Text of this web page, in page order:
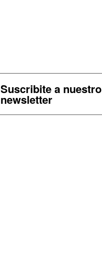
Suscribite a nuestro
newsletter